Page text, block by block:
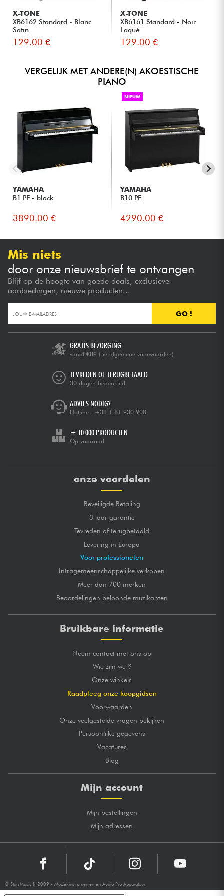
authentieke gevoel van een akoestisch klavier willen
herontdekken.
Gezinnen die op zoek zijn naar een compacte, duurzame
piano die gemakkelijk in hun huis te integreren is.
model.
X-TONE
XB6162 Standard - Blanc
Satin
129.00 €
X-TONE
XB6161 Standard - Noir
Laqué
129.00 €
VERGELIJK MET ANDERE(N) AKOESTISCHE
PIANO
YAMAHA
B1 PE - black
3890.00 €
NIEUW
YAMAHA
B10 PE
4290.00 €
Mis niets
door onze nieuwsbrief te ontvangen
Blijf op de hoogte van goede deals, exclusieve
aanbiedingen, nieuwe producten...
GO !
GRATIS BEZORGING
vanaf €89 (zie algemene voorwaarden)
TEVREDEN OF TERUGBETAALD
30 dagen bedenktijd
ADVIES NODIG?
Hotline : +33 1 81 930 900
+ 10.000 PRODUCTEN
Op voorraad
onze voordelen
Beveiligde Betaling
3 jaar garantie
Tevreden of terugbetaald
Levering in Europa
Voor professionelen
Intragemeenschappelijke verkopen
Meer dan 700 merken
Beoordelingen beloonde muzikanten
Bruikbare informatie
Neem contact met ons op
Wie zijn we ?
Onze winkels
Raadpleeg onze koopgidsen
Voorwaarden
Onze veelgestelde vragen bekijken
Persoonlijke gegevens
Vacatures
Blog
Mijn account
Mijn bestellingen
Mijn adressen
© StarsMusic.fr 2009 - Muziekinstrumenten en Audio Pro Apparatuur